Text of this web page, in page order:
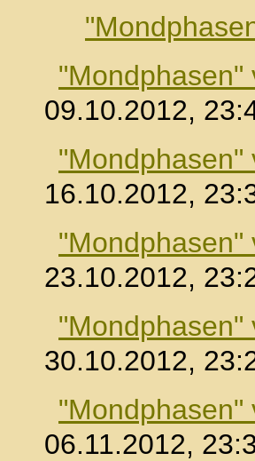
"Mondphasen"
09.10.2012,
"Mondphasen"
16.10.2012,
"Mondphasen"
23.10.2012,
"Mondphasen"
30.10.2012,
"Mondphasen"
06.11.2012,